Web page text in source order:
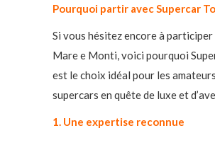
Pourquoi partir avec Supercar
Si vous hésitez encore à participer
Mare e Monti, voici pourquoi
est le choix idéal pour les
supercars en quête de luxe et
1. Une expertise reconnue